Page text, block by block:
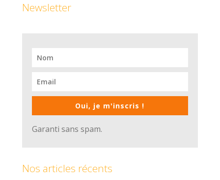
Newsletter
Oui, je m'inscris !
Garanti sans spam.
Nos articles récents